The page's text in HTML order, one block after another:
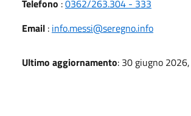
Telefono :0362/263.304 - 333
Email : info.messi@seregno.info
Ultimo aggiornamento: 30 giugno